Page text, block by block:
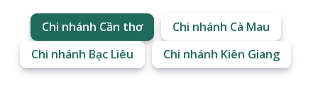
Chi nhánh Cần thơ
Chi nhánh Cà Mau
Chi nhánh Bạc Liêu
Chi nhánh Kiên Giang